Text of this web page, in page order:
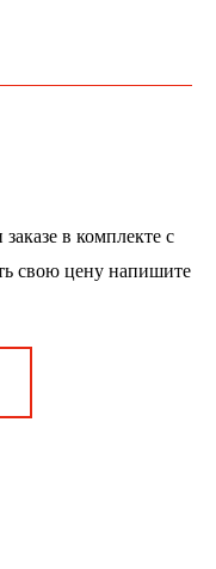
в комплекте с
свою цену напишите